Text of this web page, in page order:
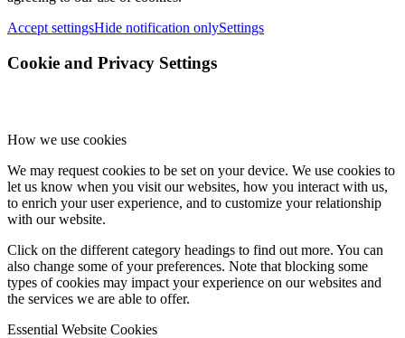
Accept settingsHide notification onlySettings
Cookie and Privacy Settings
How we use cookies
We may request cookies to be set on your device. We use cookies to
let us know when you visit our websites, how you interact with us,
to enrich your user experience, and to customize your relationship
with our website.
Click on the different category headings to find out more. You can
also change some of your preferences. Note that blocking some
types of cookies may impact your experience on our websites and
the services we are able to offer.
Essential Website Cookies